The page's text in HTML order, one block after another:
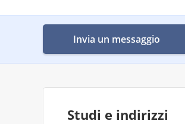
Invia un messaggio
Studi e indirizzi